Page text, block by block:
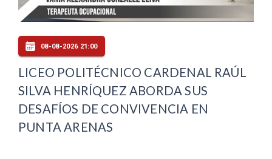
08-08-2026 21:00
LICEO POLITÉCNICO CARDENAL RAÚL
SILVA HENRÍQUEZ ABORDA SUS
DESAFÍOS DE CONVIVENCIA EN
PUNTA ARENAS